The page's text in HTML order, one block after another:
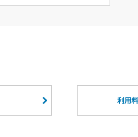
利用